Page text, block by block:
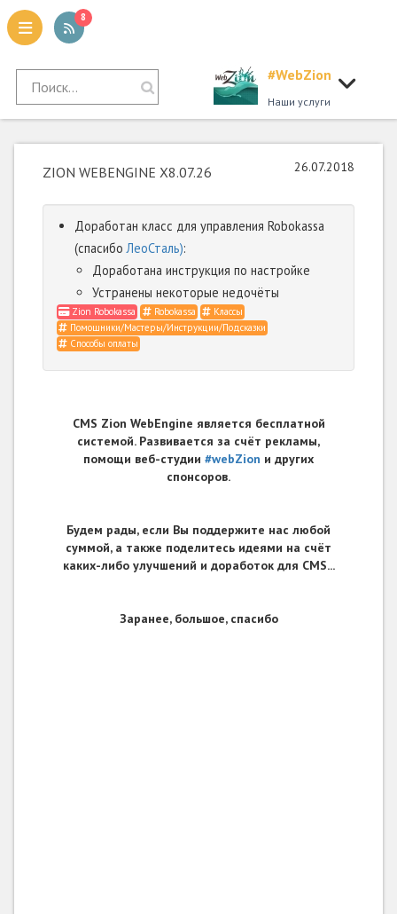
8
#WebZion
Наши услуги
ZION WEBENGINE X8.07.26 26.07.2018
Доработан класс для управления Robokassa
(спасибо ЛеоСталь):
Доработана инструкция по настройке
Устранены некоторые недочёты
Zion Robokassa Robokassa
Классы
Помощники/Мастеры/Инструкции/Подсказки
Способы оплаты
CMS Zion WebEngine является бесплатной
системой. Развивается за счёт рекламы,
помощи веб-студии #webZion и других
спонсоров.
Будем рады, если Вы поддержите нас любой
суммой, а также поделитесь идеями на счёт
каких-либо улучшений и доработок для CMS...
Заранее, большое, спасибо